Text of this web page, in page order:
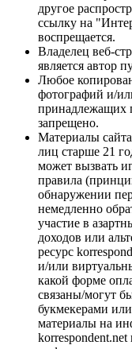
другое
ссылку на
воспрещается.
Владелец веб-
является автор
Любое
фотографий и/
принадлежащих
запрещено.
Материалы
лиц старше 21
может вызвать
правила
обнаружении
немедленно
участие в
доходов или
ресурс
и/или
какой форме
связаны/могут
букмекерами
материалы на